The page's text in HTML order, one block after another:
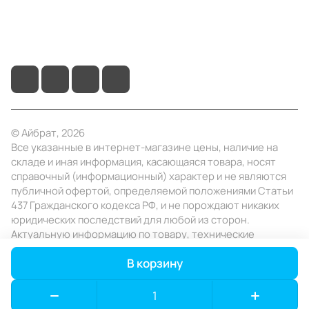
В корзину
© Айбрат, 2026
Все указанные в интернет-магазине цены, наличие на
складе и иная информация, касающаяся товара, носят
справочный (информационный) характер и не являются
публичной офертой, определяемой положениями Статьи
437 Гражданского кодекса РФ, и не порождают никаких
юридических последствий для любой из сторон.
Актуальную информацию по товару, технические
характеристики уточняйте в отделе продаж в день
Конфиденциальность
Оферта